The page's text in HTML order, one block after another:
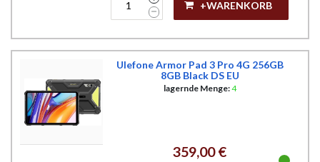
+WARENKORB
Ulefone Armor Pad 3 Pro 4G 256GB
8GB Black DS EU
lagernde Menge:4
359,00 €